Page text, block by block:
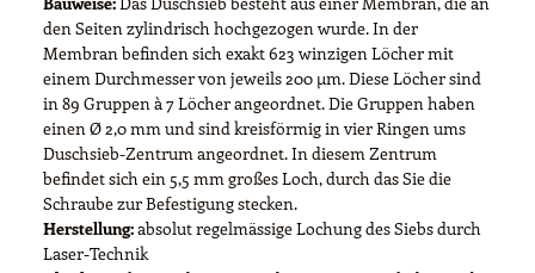
den Seiten zylindrisch hochgezogen wurde. In der
Membran befinden sich exakt 623 winzigen Löcher mit
einem Durchmesser von jeweils 200 µm. Diese Löcher sind
in 89 Gruppen à 7 Löcher angeordnet. Die Gruppen haben
einen Ø 2,0 mm und sind kreisförmig in vier Ringen ums
Duschsieb-Zentrum angeordnet. In diesem Zentrum
befindet sich ein 5,5 mm großes Loch, durch das Sie die
Schraube zur Befestigung stecken.
Herstellung:absolut regelmässige Lochung des Siebs durch
Laser-Technik